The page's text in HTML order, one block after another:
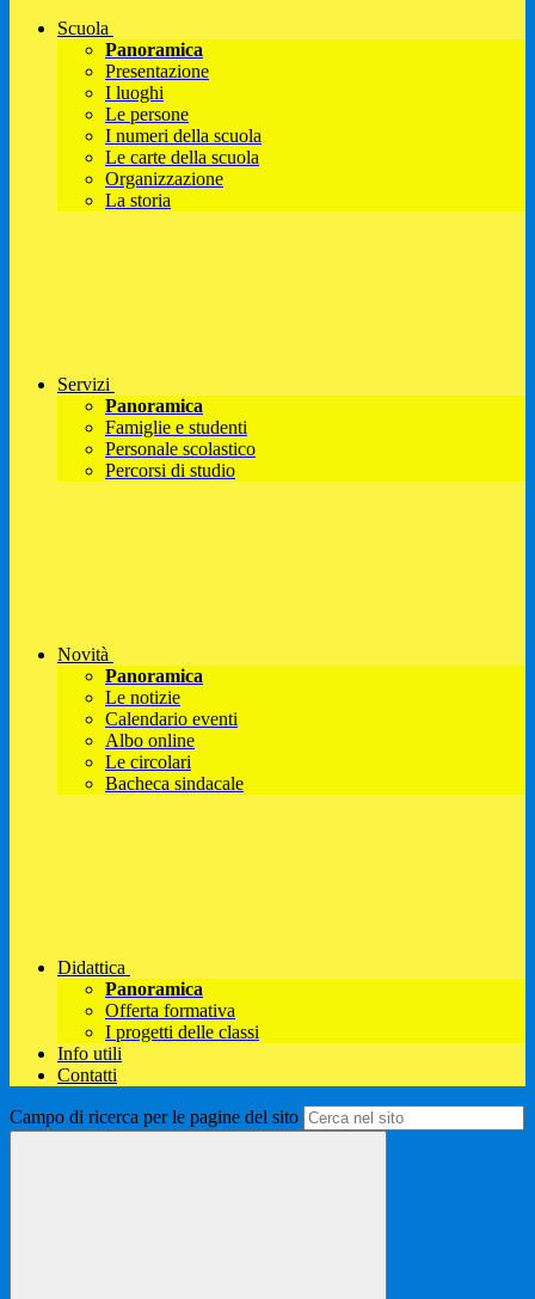
Scuola
Panoramica
Presentazione
I luoghi
Le persone
I numeri della scuola
Le carte della scuola
Organizzazione
La storia
Servizi
Panoramica
Famiglie e studenti
Personale scolastico
Percorsi di studio
Novità
Panoramica
Le notizie
Calendario eventi
Albo online
Le circolari
Bacheca sindacale
Didattica
Panoramica
Offerta formativa
I progetti delle classi
Info utili
Contatti
Campo di ricerca per le pagine del sito